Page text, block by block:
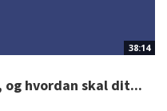
38:14
og hvordan skal dit...